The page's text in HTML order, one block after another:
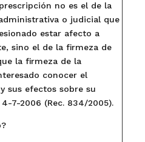
no es el de la
o judicial que
estar afecto a
sino el de la firmeza de
la firmeza de la
conocer el
sus efectos sobre su
7-2006 (Rec. 834/2005).